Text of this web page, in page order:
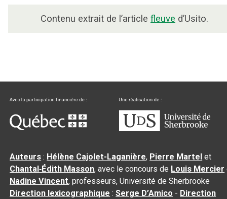
Contenu extrait de l’article fleuve d’Usito.
Auteurs : Hélène Cajolet-Laganière, Pierre Martel et
Chantal‑Édith Masson, avec le concours de Louis Mercier
Nadine Vincent, professeurs, Université de Sherbrooke
Direction lexicographique :Serge D’Amico - Direction